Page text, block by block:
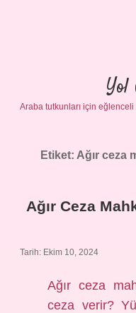
Yol
Araba tutkunları için
Etiket: Ağır ceza
Ağır Ceza
Tarih: Ekim 10, 2024
Ağır ceza
ceza verir?